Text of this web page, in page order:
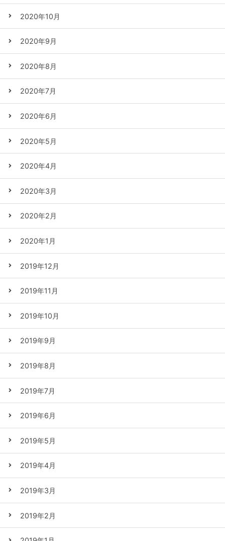
2020年10月
2020年9月
2020年8月
2020年7月
2020年6月
2020年5月
2020年4月
2020年3月
2020年2月
2020年1月
2019年12月
2019年11月
2019年10月
2019年9月
2019年8月
2019年7月
2019年6月
2019年5月
2019年4月
2019年3月
2019年2月